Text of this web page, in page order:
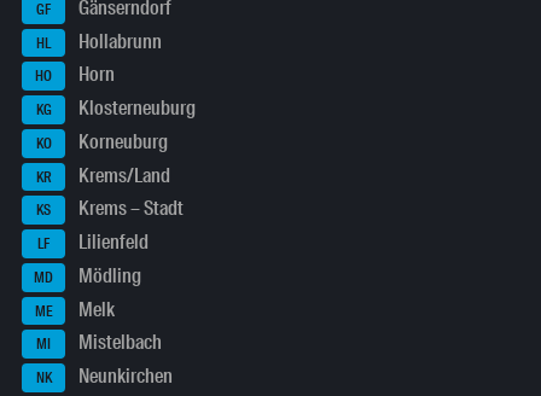
GF Gänserndorf
HL Hollabrunn
HO Horn
KG Klosterneuburg
KO Korneuburg
KR Krems/Land
KS Krems – Stadt
LF Lilienfeld
MD Mödling
ME Melk
MI Mistelbach
NK Neunkirchen